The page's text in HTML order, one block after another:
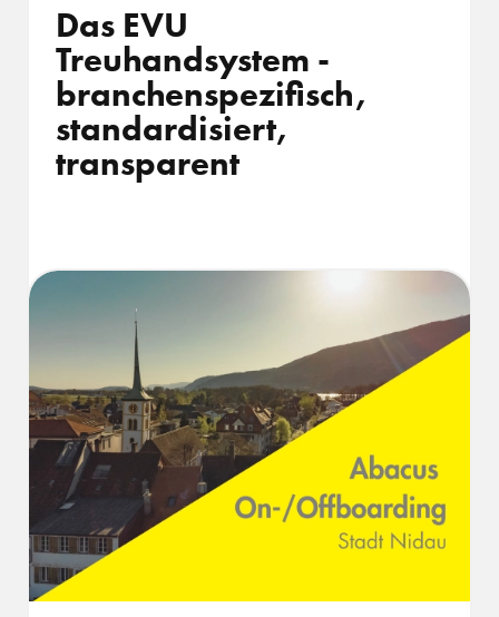
Das EVU
Treuhandsystem -
branchenspezifisch,
standardisiert,
transparent